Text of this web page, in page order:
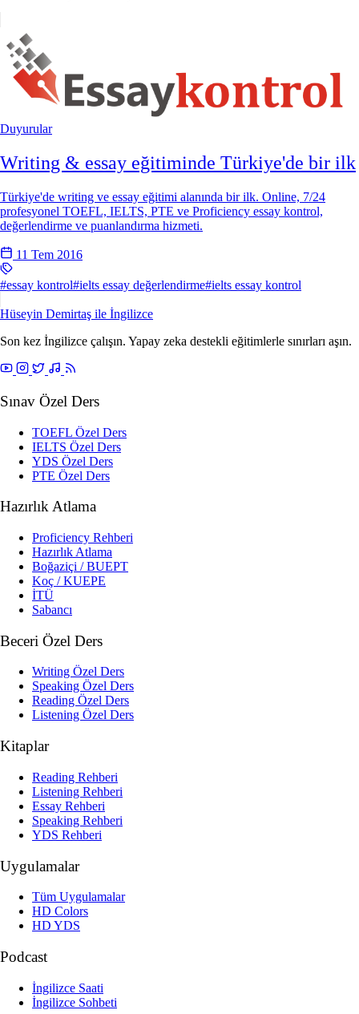
Duyurular
Writing & essay eğitiminde Türkiye'de bir ilk
Türkiye'de writing ve essay eğitimi alanında bir ilk. Online, 7/24
profesyonel TOEFL, IELTS, PTE ve Proficiency essay kontrol,
değerlendirme ve puanlandırma hizmeti.
11 Tem 2016
#essay kontrol#ielts essay değerlendirme#ielts essay kontrol
Hüseyin Demirtaş ile İngilizce
Son kez İngilizce çalışın. Yapay zeka destekli eğitimlerle sınırları aşın.
Sınav Özel Ders
TOEFL Özel Ders
IELTS Özel Ders
YDS Özel Ders
PTE Özel Ders
Hazırlık Atlama
Proficiency Rehberi
Hazırlık Atlama
Boğaziçi / BUEPT
Koç / KUEPE
İTÜ
Sabancı
Beceri Özel Ders
Writing Özel Ders
Speaking Özel Ders
Reading Özel Ders
Listening Özel Ders
Kitaplar
Reading Rehberi
Listening Rehberi
Essay Rehberi
Speaking Rehberi
YDS Rehberi
Uygulamalar
Tüm Uygulamalar
HD Colors
HD YDS
Podcast
İngilizce Saati
İngilizce Sohbeti